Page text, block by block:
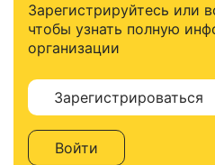
Зарегистрируйтесь или
чтобы узнать полную
организации
Зарегистрироваться
Войти